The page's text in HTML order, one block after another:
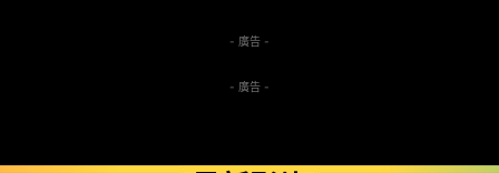
- 廣告 -
- 廣告 -